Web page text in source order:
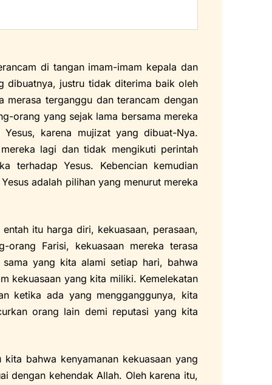
di tangan imam-imam kepala dan
dibuatnya, justru tidak diterima baik oleh
terganggu dan terancam dengan
orang yang sejak lama bersama mereka
karena mujizat yang dibuat-Nya.
lagi dan tidak mengikuti perintah
terhadap Yesus. Kebencian kemudian
adalah pilihan yang menurut mereka
itu harga diri, kekuasaan, perasaan,
Farisi, kekuasaan mereka terasa
yang kita alami setiap hari, bahwa
kekuasaan yang kita miliki. Kemelekatan
ketika ada yang mengganggunya, kita
orang lain demi reputasi yang kita
bahwa kenyamanan kekuasaan yang
dengan kehendak Allah. Oleh karena itu,